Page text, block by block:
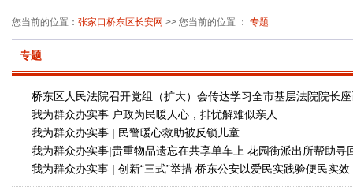
您当前的位置： 张家口桥东区长安网 >> 您当前的位置 ： 专题
专题
桥东区人民法院召开党组（扩大）会传达学习全市基层法院院长
我为群众办实事 户政为民暖人心，排忧解难似亲人
我为群众办实事 | 民警暖心救助被反锁儿童
我为群众办实事|贵重物品遗忘在共享单车上 花园街派出所帮助寻
我为群众办实事 | 创新“三式”举措 桥东公安以爱民实践验便民实效